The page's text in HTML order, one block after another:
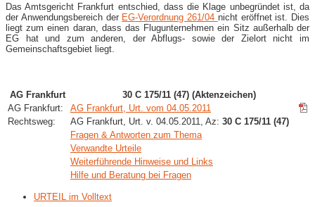
Das Amtsgericht Frankfurt entschied, dass die Klage unbegründet ist, da
der Anwendungsbereich der EG-Verordnung 261/04 nicht eröffnet ist. Dies
liegt zum einen daran, dass das Flugunternehmen ein Sitz außerhalb der
EG hat und zum anderen, der Abflugs- sowie der Zielort nicht im
Gemeinschaftsgebiet liegt.
AG Frankfurt
30 C 175/11 (47) (Aktenzeichen)
AG Frankfurt:
AG Frankfurt, Urt. vom 04.05.2011
Rechtsweg:
AG Frankfurt, Urt. v. 04.05.2011, Az: 30 C 175/11 (47)
Fragen & Antworten zum Thema
Verwandte Urteile
Weiterführende Hinweise und Links
Hilfe und Beratung bei Fragen
URTEIL im Volltext